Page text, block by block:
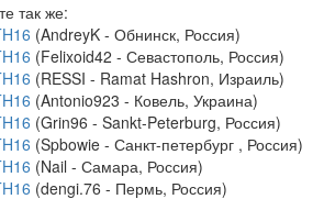
так же:
(AndreyK - Обнинск, Россия)
(Felixoid42 - Севастополь, Россия)
(RESSI - Ramat Hashron, Израиль)
(Antonio923 - Ковель, Украина)
(Grin96 - Sankt-Peterburg, Россия)
(Spbowie - Санкт-петербург , Россия)
(Nail - Самара, Россия)
(dengi.76 - Пермь, Россия)